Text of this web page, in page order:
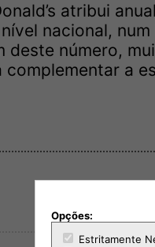
atribui
nacional,
deste número,
a
Opções:
Estritamente